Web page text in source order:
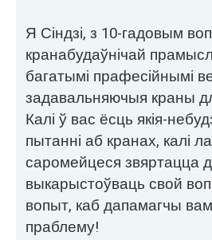
Я Сіндзі, з 10-гадовым
кранабудаўнічай
багатымі прафесійнымі
задавальняючыя краны
Калі ў вас ёсць якія-
пытанні аб кранах, калі
саромейцеся звяртацца
выкарыстоўваць свой
вопыт, каб дапамагчы
праблему!